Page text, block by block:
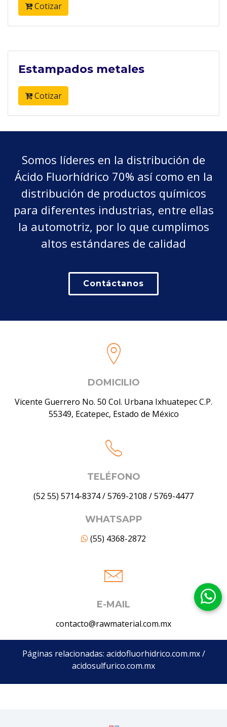
Cotizar
Estampados metales
Cotizar
Somos líderes en la distribución de
Ácido Fluorhídrico 70% así como en la
distribución de productos químicos
para diferentes industrias, entre ellas
la automotriz, por lo que cumplimos
altos estándares de calidad
Contáctanos
DOMICILIO
Vicente Guerrero No. 50 Col. Urbana Ixhuatepec C.P.
55349, Ecatepec, Estado de México
TELÉFONO
(52 55) 5714-8374/5769-2108 /5769-4477
WHATSAPP
(55) 4368-2872
E-MAIL
contacto@rawmaterial.com.mx
Páginas relacionadas: acidofluorhidrico.com.mx/
acidosulfurico.com.mx